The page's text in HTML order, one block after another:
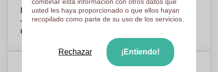
Bolsa Reflectante para la Cintura - Piddlehinton
- Valmadrid
€3,24
usted les haya proporcionado o que ellos hayan
recopilado como parte de su uso de los servicios.
Rechazar ¡Entiendo!